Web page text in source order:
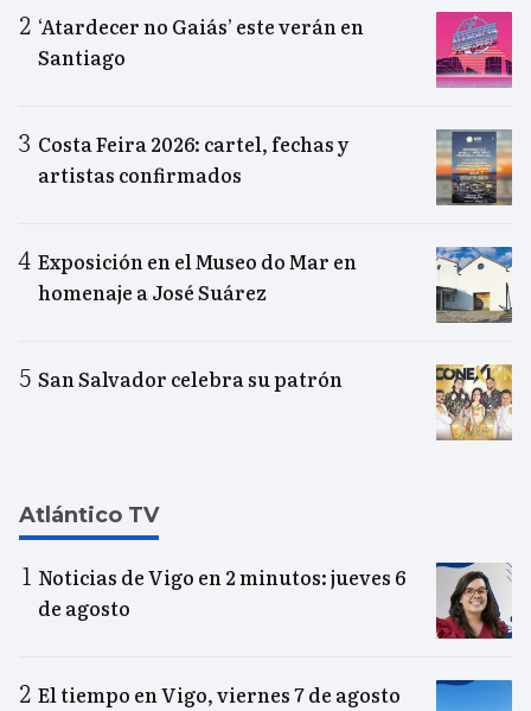
‘Atardecer no Gaiás’ este verán en
Santiago
Costa Feira 2026: cartel, fechas y
artistas confirmados
Exposición en el Museo do Mar en
homenaje a José Suárez
San Salvador celebra su patrón
Atlántico TV
Noticias de Vigo en 2 minutos: jueves 6
de agosto
El tiempo en Vigo, viernes 7 de agosto